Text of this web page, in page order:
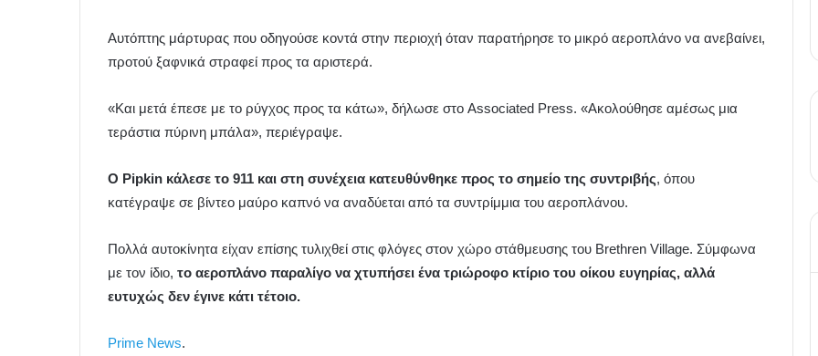
Αυτόπτης μάρτυρας που οδηγούσε κοντά στην περιοχή όταν παρατήρησε το μικρό αεροπλάνο να ανεβαίνει,
προτού ξαφνικά στραφεί προς τα αριστερά.
«Και μετά έπεσε με το ρύγχος προς τα κάτω», δήλωσε στο Associated Press. «Ακολούθησε αμέσως μια
τεράστια πύρινη μπάλα», περιέγραψε.
Ο Pipkin κάλεσε το 911 και στη συνέχεια κατευθύνθηκε προς το σημείο της συντριβής, όπου
κατέγραψε σε βίντεο μαύρο καπνό να αναδύεται από τα συντρίμμια του αεροπλάνου.
Πολλά αυτοκίνητα είχαν επίσης τυλιχθεί στις φλόγες στον χώρο στάθμευσης του Brethren Village. Σύμφωνα
με τον ίδιο, το αεροπλάνο παραλίγο να χτυπήσει ένα τριώροφο κτίριο του οίκου ευγηρίας, αλλά
ευτυχώς δεν έγινε κάτι τέτοιο.
Prime News.